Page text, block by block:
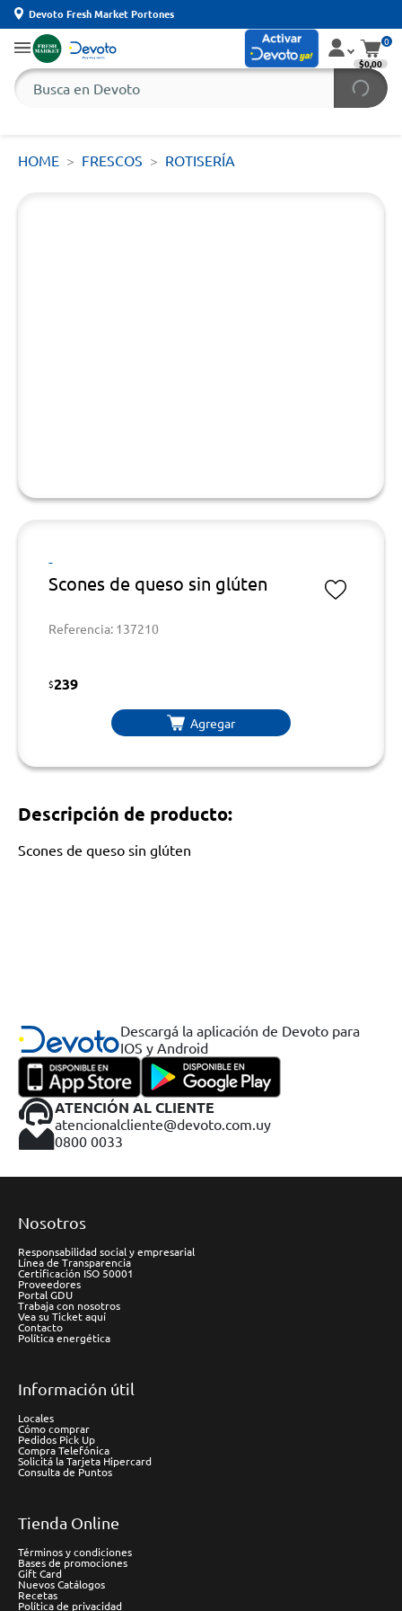
Devoto Fresh Market Portones
0
$0,00
HOME FRESCOS ROTISERÍA
-
Scones de queso sin glúten
Referencia: 137210
$239
Agregar
Descripción de producto:
Scones de queso sin glúten
Descargá la aplicación de Devoto para
IOS y Android
ATENCIÓN AL CLIENTE
atencionalcliente@devoto.com.uy
0800 0033
Nosotros
Responsabilidad social y empresarial
Línea de Transparencia
Certificación ISO 50001
Proveedores
Portal GDU
Trabaja con nosotros
Vea su Ticket aquí
Contacto
Política energética
Información útil
Locales
Cómo comprar
Pedidos Pick Up
Compra Telefónica
Solicitá la Tarjeta Hipercard
Consulta de Puntos
Tienda Online
Términos y condiciones
Bases de promociones
Gift Card
Nuevos Catálogos
Recetas
Política de privacidad